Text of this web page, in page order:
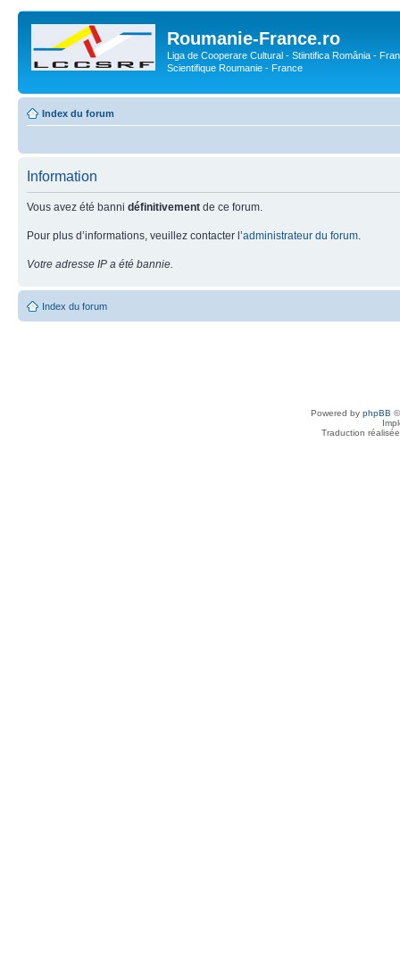
Roumanie-France.ro
Liga de Cooperare Cultural - Stiintifica România -
Scientifique Roumanie - France
Index du forum
Information
Vous avez été banni définitivement de ce forum.
Pour plus d’informations, veuillez contacter l’administrateur du forum
Votre adresse IP a été bannie.
Index du forum
Powered by phpBB
Traduction